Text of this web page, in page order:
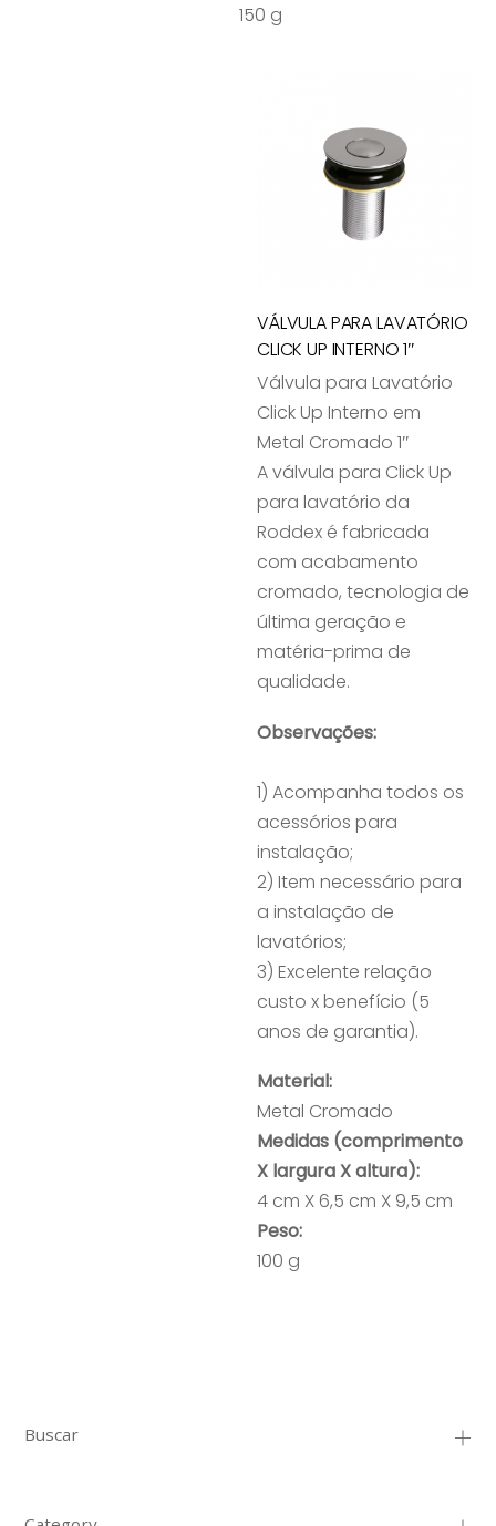
150 g
VÁLVULA PARA LAVATÓRIO
CLICK UP INTERNO 1″
Válvula para Lavatório
Click Up Interno em
Metal Cromado 1″
A válvula para Click Up
para lavatório da
Roddex é fabricada
com acabamento
cromado, tecnologia de
última geração e
matéria-prima de
qualidade.
Observações:
1) Acompanha todos os
acessórios para
instalação;
2) Item necessário para
a instalação de
lavatórios;
3) Excelente relação
custo x benefício (5
anos de garantia).
Material:
Metal Cromado
Medidas (comprimento
X largura X altura):
4 cm X 6,5 cm X 9,5 cm
Peso:
100 g
Buscar